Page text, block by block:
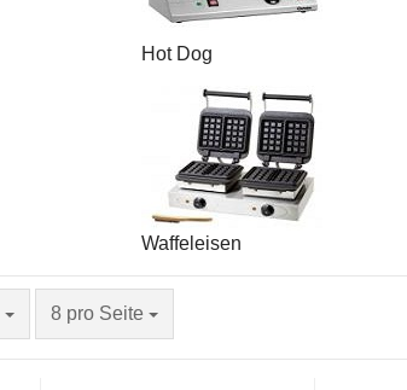
Hot Dog
Waffeleisen
8 pro Seite